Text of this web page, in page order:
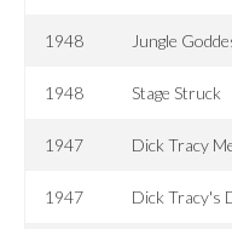
1948 Jungle
1948 Stage Struck
1947 Dick Tracy
1947 Dick Tracy's